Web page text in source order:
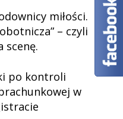
miłości.
– czyli
scenę.
po kontroli
w